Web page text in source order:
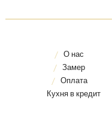
О нас
Замер
Оплата
Кухня в кредит